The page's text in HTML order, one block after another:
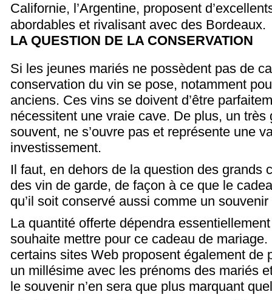
Californie, l’Argentine, proposent
abordables et rivalisant avec des Bordeaux.
LA QUESTION DE LA CONSERVATION
Si les jeunes mariés ne possèdent pas de
conservation du vin se pose, notamment
anciens. Ces vins se doivent d’être
nécessitent une vraie cave. De plus, un très
souvent, ne s’ouvre pas et représente une
investissement.
Il faut, en dehors de la question des grands
des vin de garde, de façon à ce que le
qu’il soit conservé aussi comme un
La quantité offerte dépendra
souhaite mettre pour ce cadeau de
certains sites Web proposent également de
un millésime avec les prénoms des mariés
le souvenir n’en sera que plus marquant